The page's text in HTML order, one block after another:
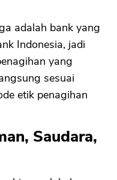
adalah bank yang
Indonesia, jadi
yang
sesuai
etik penagihan
Saudara,